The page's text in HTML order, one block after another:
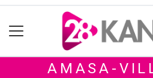
AMASA-